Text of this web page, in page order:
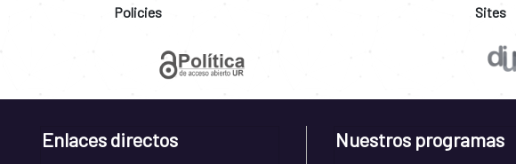
Policies Sites
Enlaces directos Nuestros programas